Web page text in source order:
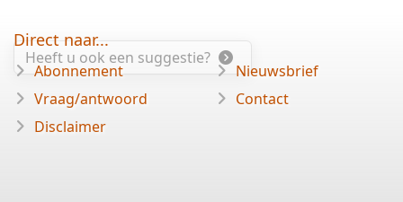
Heeft u ook een suggestie?
Direct naar...
Abonnement
Vraag/antwoord
Disclaimer
Nieuwsbrief
Contact